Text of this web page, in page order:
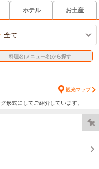
ホテル お土産
全て
料理名(メニュー名)から探す
観光マップ
形式にしてご紹介しています。